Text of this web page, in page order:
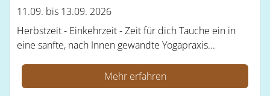
11.09. bis 13.09. 2026
Herbstzeit - Einkehrzeit - Zeit für dich Tauche ein in
eine sanfte, nach Innen gewandte Yogapraxis...
Mehr erfahren